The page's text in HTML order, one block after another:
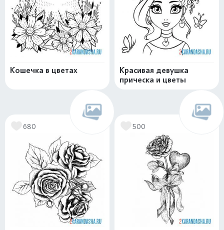
Кошечка в цветах
Красивая девушка
прическа и цветы
680 500